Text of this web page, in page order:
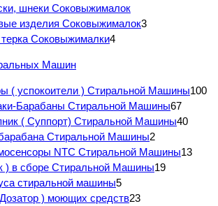
шнеки Соковыжималок
изделия Соковыжималок3
Соковыжималки4
Машин
( успокоители ) Стиральной Машины100
Барабаны Стиральной Машины67
( Суппорт) Стиральной Машины40
Стиральной Машины2
NTC Стиральной Машины13
) в сборе Стиральной Машины19
стиральной машины5
) моющих средств23